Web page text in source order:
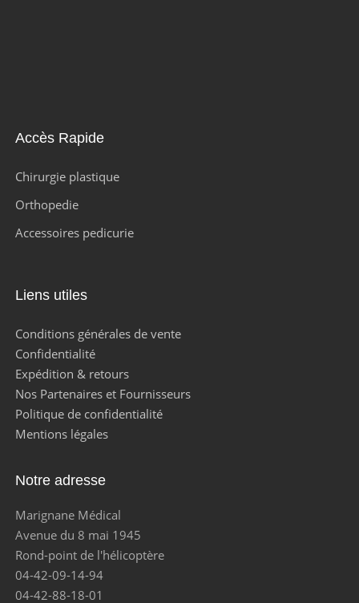
Accès Rapide
Chirurgie plastique
Orthopedie
Accessoires pedicurie
Liens utiles
Conditions générales de vente
Confidentialité
Expédition & retours
Nos Partenaires et Fournisseurs
Politique de confidentialité
Mentions légales
Notre adresse
Marignane Médical
Avenue du 8 mai 1945
Rond-point de l'hélicoptère
04-42-09-14-94
04-42-88-18-01